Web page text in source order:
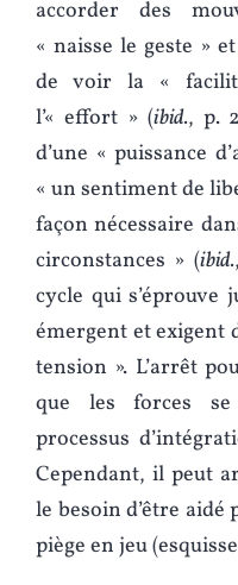
accorder des
« naisse le geste »
de voir la «
l’« effort » (ibid., p.
d’une « puissance
« un sentiment de
façon nécessaire
circonstances » (ibid.
cycle qui s’éprouve
émergent et exigent
tension ». L’arrêt
que les forces
processus
Cependant, il peut
le besoin d’être
piège en jeu (esquisse